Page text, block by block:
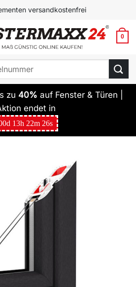
versandkostenfrei
0
zu 40% auf Fenster & Türen |
endet in
d 13h 22m 25s